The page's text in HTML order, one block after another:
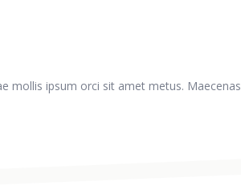
mollis ipsum orci sit amet metus. Maecenas